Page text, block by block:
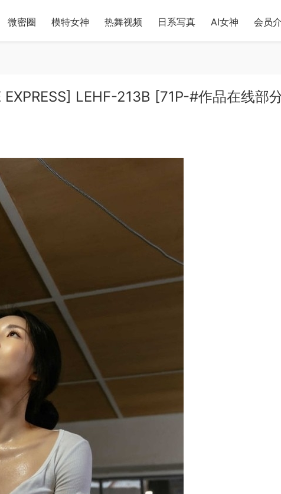
微密圈 模特女神 热舞视频 日系写真 AI女神 会员
LEHF-213B [71P-#作品在线部